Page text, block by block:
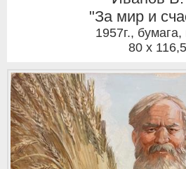
"За мир и
1957г., бумага,
80 x 116,5